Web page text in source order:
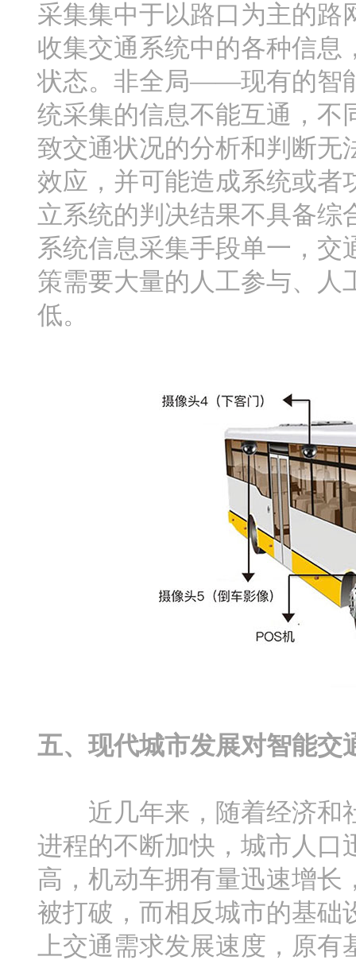
采集集中于以路口为主的路
收集交通系统中的各种信息
状态。非全局——现有的智
统采集的信息不能互通，不
致交通状况的分析和判断无
效应，并可能造成系统或者
立系统的判决结果不具备
系统信息采集手段单一，
策需要大量的人工参与、人
低。
五、现代城市发展对智能交
近几年来，随着经济和
进程的不断加快，城市人口
高，机动车拥有量迅速增长
被打破，而相反城市的基础
上交通需求发展速度，原有